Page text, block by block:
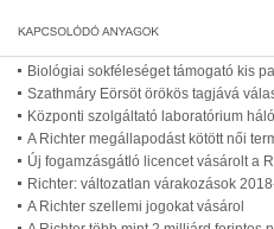
Biológiai sokféleséget támogató kis
Szathmáry Eörsöt örökös tagjává
Központi szolgáltató laboratórium
A Richter megállapodást kötött női
Új fogamzásgátló licencet vásárolt a
Richter: változatlan várakozások
A Richter szellemi jogokat vásárol